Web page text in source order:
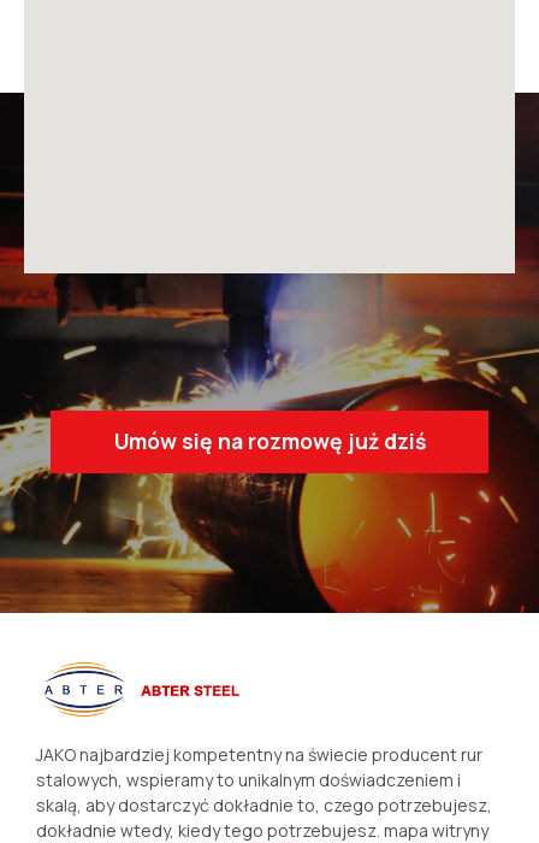
Umów się na rozmowę już dziś
JAKO najbardziej kompetentny na świecie producent rur
stalowych, wspieramy to unikalnym doświadczeniem i
skalą, aby dostarczyć dokładnie to, czego potrzebujesz,
dokładnie wtedy, kiedy tego potrzebujesz. mapa witryny